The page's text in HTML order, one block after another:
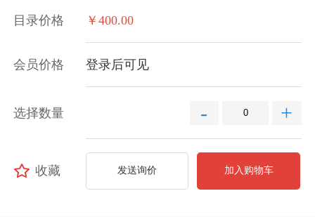
目录价格 ￥400.00
会员价格 登录后可见
选择数量 - +
收藏 发送询价 加入购物车